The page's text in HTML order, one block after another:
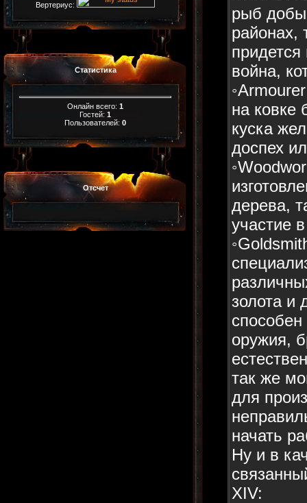
Вертериус:
Статистика
Онлайн всего: 1
Гостей: 1
Пользователей: 0
Отсчет
рыб
районах,
война,
на ковке
куска
доспех
дерева,
участие
золота и
способен
оружия,
так же
для
начать
Ну и в
XIV: